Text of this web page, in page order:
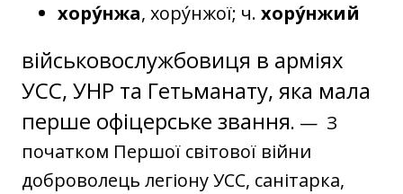
хору́нжа, хору́нжої; ч. хору́нжий
військовослужбовиця в арміях
УСС, УНР та Гетьманату, яка мала
перше офіцерське звання. — З
початком Першої світової війни
доброволець легіону УСС, санітарка,